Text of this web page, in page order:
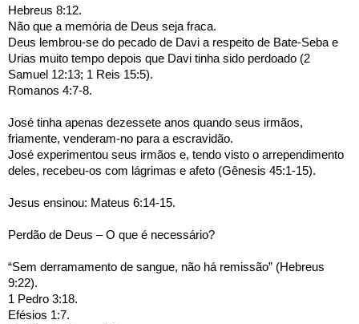
Hebreus 8:12.
Não que a memória de Deus seja fraca.
Deus lembrou-se do pecado de Davi a respeito de Bate-Seba e
Urias muito tempo depois que Davi tinha sido perdoado (2
Samuel 12:13; 1 Reis 15:5).
Romanos 4:7-8.
José tinha apenas dezessete anos quando seus irmãos,
friamente, venderam-no para a escravidão.
José experimentou seus irmãos e, tendo visto o arrependimento
deles, recebeu-os com lágrimas e afeto (Gênesis 45:1-15).
Jesus ensinou: Mateus 6:14-15.
Perdão de Deus – O que é necessário?
“Sem derramamento de sangue, não há remissão” (Hebreus
9:22).
1 Pedro 3:18.
Efésios 1:7.